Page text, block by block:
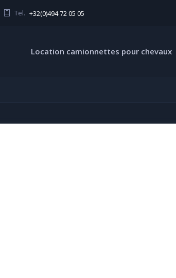
Tel. +32(0)494 72 05 05
Location camionnettes pour chevaux